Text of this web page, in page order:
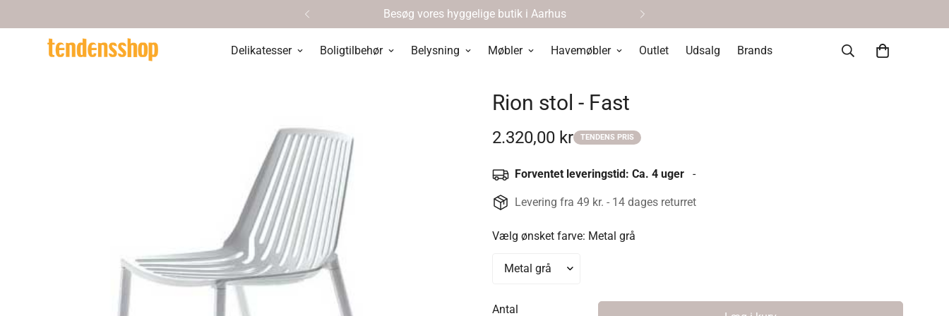
Besøg vores hyggelige butik i Aarhus
Delikatesser Boligtilbehør Belysning Møbler Havemøbler Outlet Udsalg Brands
Rion stol - Fast
Udsalgspris
2.320,00 kr TENDENS PRIS
Forventet leveringstid: Ca. 4 uger -
Levering fra 49 kr. - 14 dages returret
Vælg ønsket farve: Metal grå
Antal